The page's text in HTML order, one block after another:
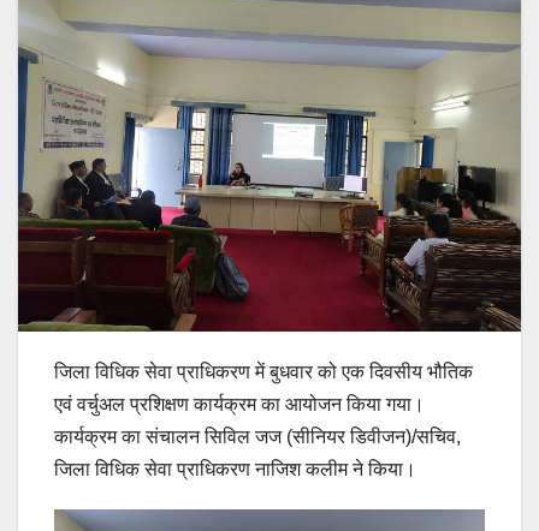
जिला विधिक सेवा प्राधिकरण में बुधवार को एक दिवसीय भौतिक
एवं वर्चुअल प्रशिक्षण कार्यक्रम का आयोजन किया गया।
कार्यक्रम का संचालन सिविल जज (सीनियर डिवीजन)/सचिव,
जिला विधिक सेवा प्राधिकरण नाजिश कलीम ने किया।